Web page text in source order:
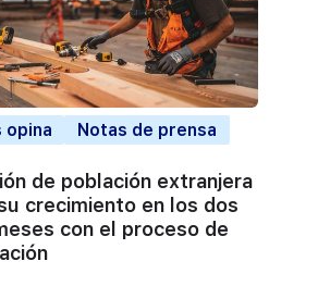
opina Notas de prensa
de población extranjera
crecimiento en los dos
con el proceso de